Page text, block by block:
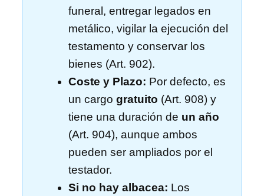
funeral, entregar legados en
metálico, vigilar la ejecución del
testamento y conservar los
bienes (Art. 902).
Coste y Plazo: Por defecto, es
un cargo gratuito (Art. 908) y
tiene una duración de un año
(Art. 904), aunque ambos
pueden ser ampliados por el
testador.
Si no hay albacea: Los